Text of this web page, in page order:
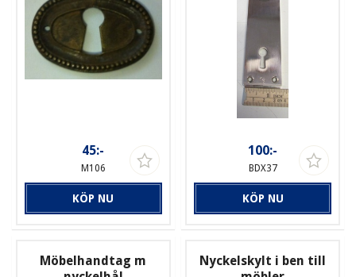
45:-
M106
KÖP NU
100:-
BDX37
KÖP NU
Möbelhandtag m
Nyckelskylt i ben till